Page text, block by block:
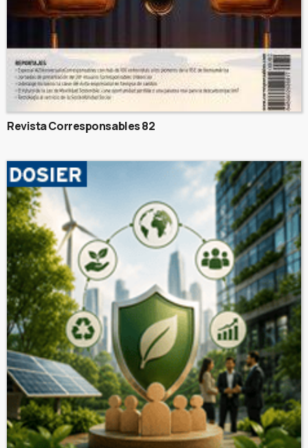
Revista Corresponsables 82